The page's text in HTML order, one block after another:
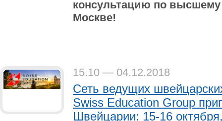
консультацию по
Москве!
15.10 — 04.12.2018
Сеть ведущих
Swiss Education Group
Швейцарии: 15-16